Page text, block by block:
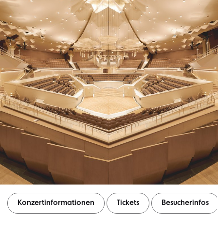
Konzertinformationen Tickets Besucherinfos